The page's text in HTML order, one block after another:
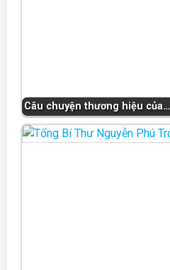
Câu chuyện thương hiệu của…